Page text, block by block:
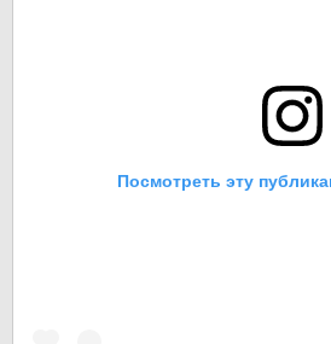
Посмотреть эту